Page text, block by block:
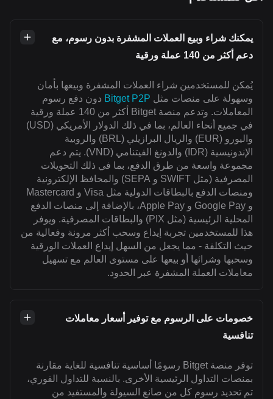
يمكنك شراء وبيع العملات المشفرة بدون رسوم، مع
دعم أكثر من 140 عملة ورقية
يُمكن للمستخدمين شراء العملات المشفرة وبيعها بأمان
وسهولة على منصات مثل Bitget P2P دون دفع رسوم
المعاملات. وتدعم منصة Bitget أكثر من 140 عملة ورقية
في جميع أنحاء العالم، بما في ذلك الدولار الأمريكي (USD)
واليورو (EUR) والريال البرازيلي (BRL) والروبية
الإندونيسية (IDR) والدونغ الفيتنامي (VND). يتم دعم
مجموعة واسعة من طرق الدفع، بما في ذلك التحويلات
المصرفية (مثل SWIFT و SEPA) والمحافظ الإلكترونية
ومنصات الدفع بالبطاقات الدولية مثل Visa و Mastercard
و Google Pay و Apple Pay، بالإضافة إلى منصات الدفع
المحلية الرئيسية (مثل PIX) والبطاقات المصرفية. ويوفر
هذا للمستخدمين تجربة إيداع وسحب أكثر مرونة وفعالية من
حيث التكلفة - مما يجعل من السهل إيداع العملات الورقية
وسحبها وشرائها أو بيعها على مستوى العالم مع تسهيل
معاملات العملة المشفرة عبر الحدود.
خصومات على الرسوم مع توفير أسعار معاملات
تنافسية
توفر منصة Bitget رسومًا أساسية تنافسية للغاية مقارنة
بمنصات التداول الرئيسية الأخرى. بالنسبة للتداول الفوري،
تم تحديد رسوم كل من صانع السيولة والمستفيد من